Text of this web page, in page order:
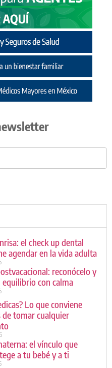
el check up dental
agendar en la vida adulta
reconócelo y
equilibrio con calma
Lo que conviene
de tomar cualquier
el vínculo que
a tu bebé y a ti